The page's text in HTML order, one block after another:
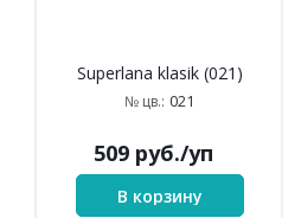
Superlana klasik (021)
№ цв.: 021
509 руб./уп
В корзину